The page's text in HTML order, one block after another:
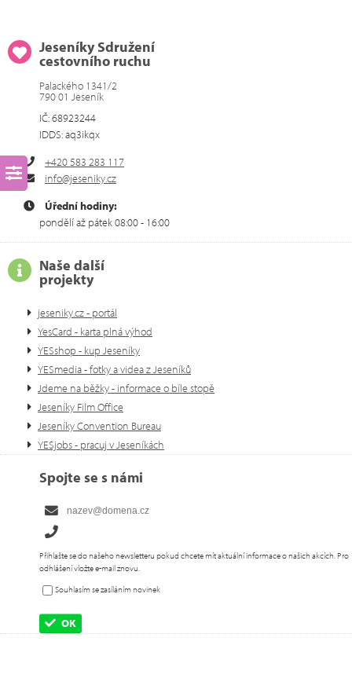
Jeseníky Sdružení
cestovního ruchu
Palackého 1341/2
790 01 Jeseník
IČ: 68923244
IDDS: aq3ikqx
+420 583 283 117
info@jeseniky.cz
Úřední hodiny:
pondělí až pátek 08:00 - 16:00
Naše další
projekty
jeseniky.cz - portál
YesCard - karta plná výhod
YESshop - kup Jeseníky
YESmedia - fotky a videa z Jeseníků
Jdeme na běžky - informace o bíle stopě
Jeseníky Film Office
Jeseníky Convention Bureau
YESjobs - pracuj v Jeseníkách
Spojte se s námi
Přihlašte se do našeho newsletteru pokud chcete mít aktuální informace o našich akcích. Pro
odhlášení vložte e-mail znovu.
Souhlasím se zasíláním novinek
OK